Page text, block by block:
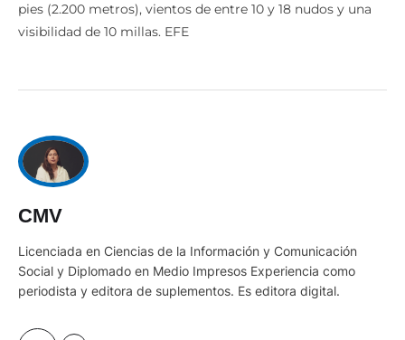
pies (2.200 metros), vientos de entre 10 y 18 nudos y una
visibilidad de 10 millas. EFE
CMV
Licenciada en Ciencias de la Información y Comunicación
Social y Diplomado en Medio Impresos Experiencia como
periodista y editora de suplementos. Es editora digital.